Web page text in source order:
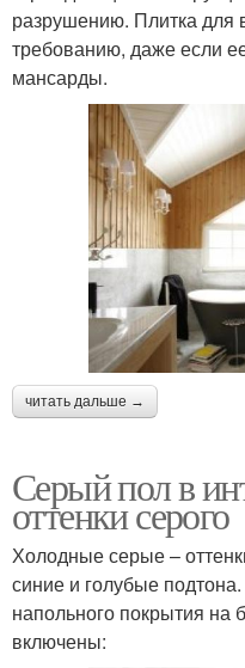
разрушению. Плитка для
требованию, даже если
мансарды.
читать дальше →
Серый пол в
оттенки серого
Холодные серые –
синие и голубые
напольного покрытия
включены: